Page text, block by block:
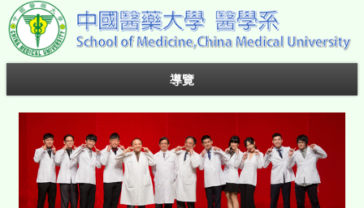
導覽